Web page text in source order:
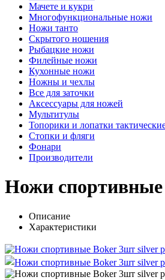
Мачете и кукри
Многофункциональные ножи
Ножи танто
Скрытого ношения
Рыбацкие ножи
Филейные ножи
Кухонные ножи
Ножны и чехлы
Все для заточки
Аксессуары для ножей
Мультитулы
Топорики и лопатки
Стопки и фляги
Фонари
Производители
Ножи спортивные
Описание
Характеристики